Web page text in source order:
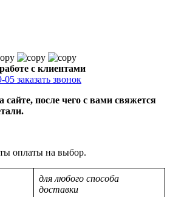
с клиентами
05 заказать звонок
сайте, после чего с вами свяжется
оплаты на выбор.
для любого способа
доставки